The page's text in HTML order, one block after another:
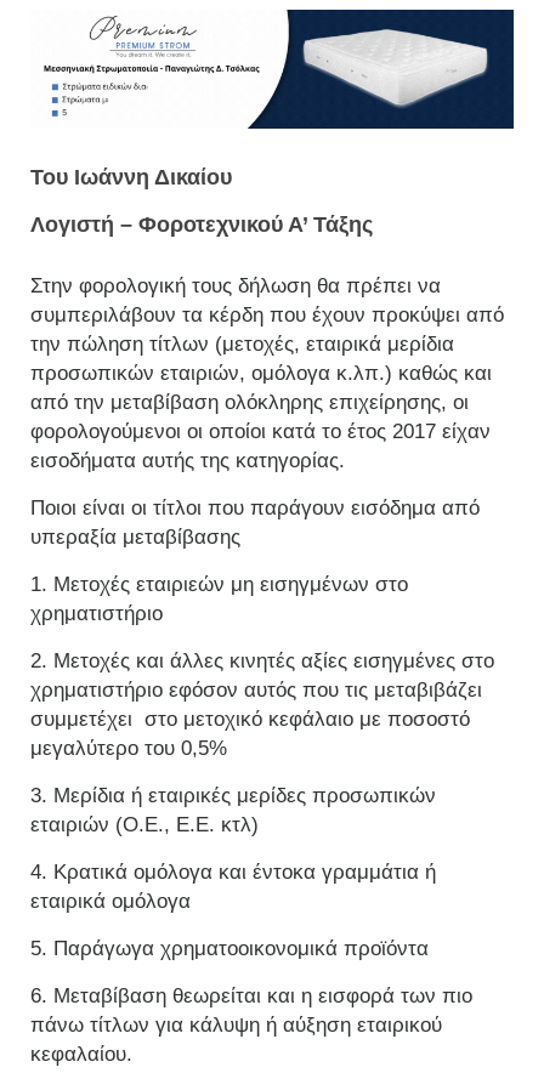
Του Ιωάννη Δικαίου
Λογιστή – Φοροτεχνικού Α’ Τάξης
Στην φορολογική τους δήλωση θα πρέπει να
συμπεριλάβουν τα κέρδη που έχουν προκύψει από
την πώληση τίτλων (μετοχές, εταιρικά μερίδια
προσωπικών εταιριών, ομόλογα κ.λπ.) καθώς και
από την μεταβίβαση ολόκληρης επιχείρησης, οι
φορολογούμενοι οι οποίοι κατά το έτος 2017 είχαν
εισοδήματα αυτής της κατηγορίας.
Ποιοι είναι οι τίτλοι που παράγουν εισόδημα από
υπεραξία μεταβίβασης
1. Μετοχές εταιριεών μη εισηγμένων στο
χρηματιστήριο
2. Μετοχές και άλλες κινητές αξίες εισηγμένες στο
χρηματιστήριο εφόσον αυτός που τις μεταβιβάζει
συμμετέχει στο μετοχικό κεφάλαιο με ποσοστό
μεγαλύτερο του 0,5%
3. Μερίδια ή εταιρικές μερίδες προσωπικών
εταιριών (Ο.Ε., Ε.Ε. κτλ)
4. Κρατικά ομόλογα και έντοκα γραμμάτια ή
εταιρικά ομόλογα
5. Παράγωγα χρηματοοικονομικά προϊόντα
6. Μεταβίβαση θεωρείται και η εισφορά των πιο
πάνω τίτλων για κάλυψη ή αύξηση εταιρικού
κεφαλαίου.